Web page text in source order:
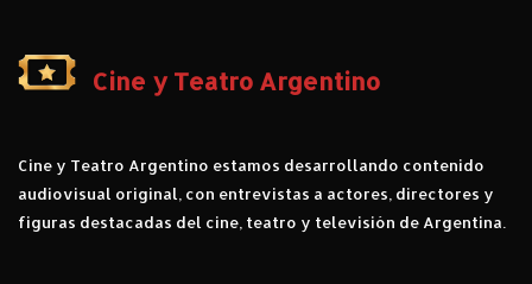
Cine y Teatro Argentino
Cine y Teatro Argentino estamos desarrollando contenido
audiovisual original, con entrevistas a actores, directores y
figuras destacadas del cine, teatro y televisión de Argentina.